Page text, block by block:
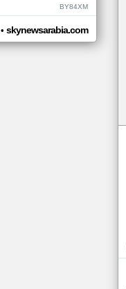
BY84XM
• skynewsarabia.com